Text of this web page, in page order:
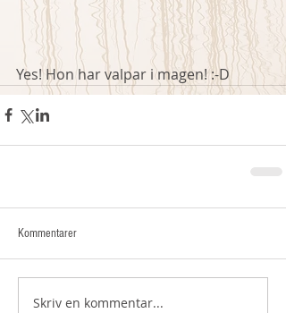
Yes! Hon har valpar i magen! :-D
Kommentarer
Skriv en kommentar...